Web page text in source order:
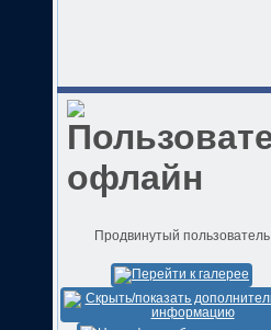
Продвинутый пользователь